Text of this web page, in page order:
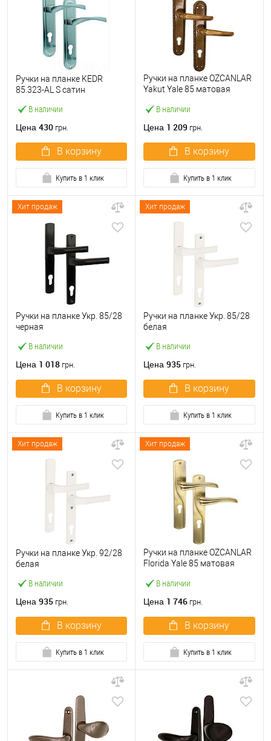
В наличии
Ручки на планке KEDR
85.323-AL S сатин
Цена 430 грн.
В корзину
Купить в 1 клик
В наличии
Ручки на планке OZCANLAR
Yakut Yale 85 матовая
Цена 1 209 грн.
В корзину
Купить в 1 клик
Хит продаж
В наличии
Ручки на планке Укр. 85/28
черная
Цена 1 018 грн.
В корзину
Купить в 1 клик
Хит продаж
В наличии
Ручки на планке Укр. 85/28
белая
Цена 935 грн.
В корзину
Купить в 1 клик
Хит продаж
В наличии
Ручки на планке Укр. 92/28
белая
Цена 935 грн.
В корзину
Купить в 1 клик
Хит продаж
В наличии
Ручки на планке OZCANLAR
Florida Yale 85 матовая
Цена 1 746 грн.
В корзину
Купить в 1 клик